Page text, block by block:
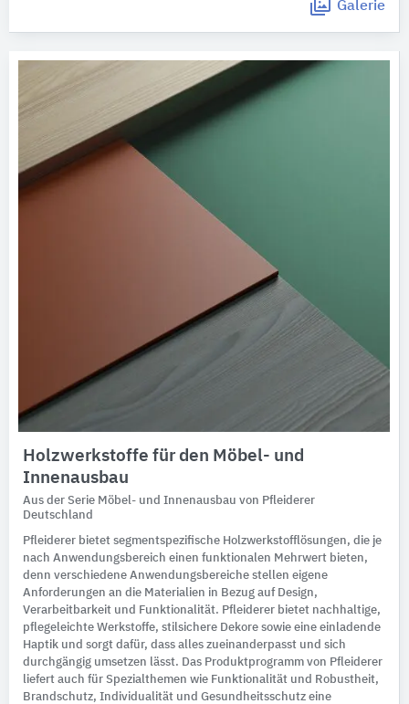
Galerie
Holzwerkstoffe für den Möbel- und
Innenausbau
Aus der Serie Möbel- und Innenausbau von Pfleiderer
Deutschland
Pfleiderer bietet segmentspezifische Holzwerkstofflösungen, die je
nach Anwendungsbereich einen funktionalen Mehrwert bieten,
denn verschiedene Anwendungsbereiche stellen eigene
Anforderungen an die Materialien in Bezug auf Design,
Verarbeitbarkeit und Funktionalität. Pfleiderer bietet nachhaltige,
pflegeleichte Werkstoffe, stilsichere Dekore sowie eine einladende
Haptik und sorgt dafür, dass alles zueinanderpasst und sich
durchgängig umsetzen lässt. Das Produktprogramm von Pfleiderer
liefert auch für Spezialthemen wie Funktionalität und Robustheit,
Brandschutz, Individualität und Gesundheitsschutz eine